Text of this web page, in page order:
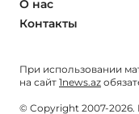
О нас
Контакты
При использовании
на сайт 1news.az
© Copyright 2007-2026.